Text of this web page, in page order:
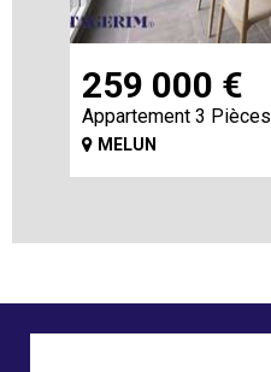
259 000 €
Appartement 3 Pièces
MELUN